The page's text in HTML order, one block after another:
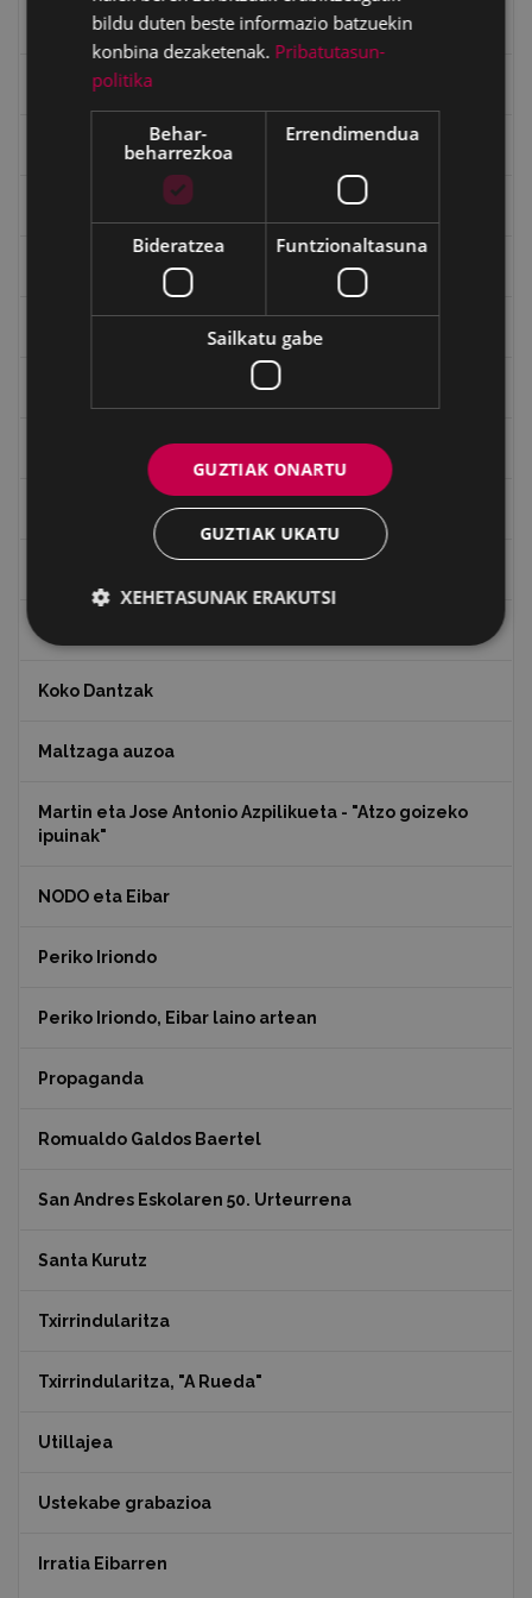
Emakumeak
Errepublika
Gerra Zibilaren Interpretazio Zentroa
Gerrako umeak
Ignacio Zuloaga (1870-2020)
Ignazio Zuloagaren margolanak Eibarko dendetan
Indalecio Ojanguren, Gipuzkoako Foru Aldundia
Koko Dantzak
Maltzaga auzoa
Martin eta Jose Antonio Azpilikueta - "Atzo goizeko
ipuinak"
NODO eta Eibar
Periko Iriondo
Periko Iriondo, Eibar laino artean
Propaganda
Romualdo Galdos Baertel
San Andres Eskolaren 50. Urteurrena
Santa Kurutz
Txirrindularitza
Txirrindularitza, "A Rueda"
Utillajea
Ustekabe grabazioa
Irratia Eibarren
bildu duten beste informazio batzuekin
konbina dezaketenak. Pribatutasun-
politika
Behar-
beharrezkoa
Errendimendua
Bideratzea Funtzionaltasuna
Sailkatu gabe
GUZTIAK ONARTU
GUZTIAK UKATU
XEHETASUNAK ERAKUTSI